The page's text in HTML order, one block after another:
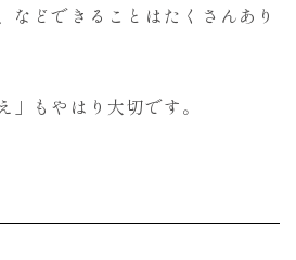
などできることはたくさんあり
もやはり大切です。